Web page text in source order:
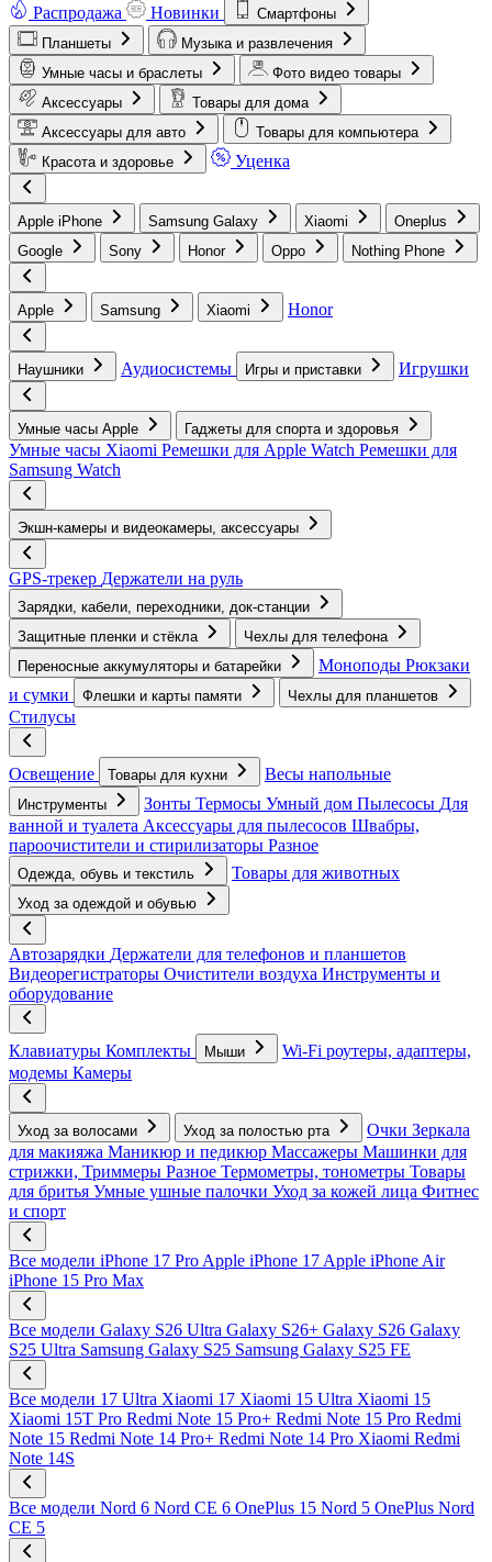
Распродажа Новинки
Смартфоны
Планшеты
Музыка и развлечения
Умные часы и браслеты
Фото видео товары
Аксессуары
Товары для дома
Аксессуары для авто
Товары для компьютера
Красота и здоровье
Уценка
Apple iPhone Samsung Galaxy Xiaomi
Oneplus
Google
Sony Honor Oppo Nothing Phone
Apple Samsung Xiaomi Honor
Наушники Аудиосистемы Игры и приставки Игрушки
Умные часы Apple Гаджеты для спорта и здоровья
Умные часы Xiaomi Ремешки для Apple Watch Ремешки для
Samsung Watch
Экшн-камеры и видеокамеры, аксессуары
GPS-трекер Держатели на руль
Зарядки, кабели, переходники, док-станции
Защитные пленки и стёкла
Чехлы для телефона
Переносные аккумуляторы и батарейки
Моноподы Рюкзаки
и сумки
Флешки и карты памяти Чехлы для планшетов
Стилусы
Освещение Товары для кухни Весы напольные
Инструменты Зонты Термосы Умный дом Пылесосы Для
ванной и туалета Аксессуары для пылесосов Швабры,
пароочистители и стирилизаторы Разное
Одежда, обувь и текстиль Товары для животных
Уход за одеждой и обувью
Автозарядки Держатели для телефонов и планшетов
Видеорегистраторы Очистители воздуха Инструменты и
оборудование
Клавиатуры Комплекты Мыши
Wi-Fi роутеры, адаптеры,
модемы Камеры
Уход за волосами Уход за полостью рта Очки Зеркала
для макияжа Маникюр и педикюр Массажеры Машинки для
стрижки, Триммеры Разное Термометры, тонометры Товары
для бритья Умные ушные палочки Уход за кожей лица Фитнес
и спорт
Все модели iPhone 17 Pro Apple iPhone 17 Apple iPhone Air
iPhone 15 Pro Max
Все модели Galaxy S26 Ultra Galaxy S26+ Galaxy S26 Galaxy
S25 Ultra Samsung Galaxy S25 Samsung Galaxy S25 FE
Все модели 17 Ultra Xiaomi 17 Xiaomi 15 Ultra Xiaomi 15
Xiaomi 15T Pro Redmi Note 15 Pro+ Redmi Note 15 Pro Redmi
Note 15 Redmi Note 14 Pro+ Redmi Note 14 Pro Xiaomi Redmi
Note 14S
Все модели Nord 6 Nord CE 6 OnePlus 15 Nord 5 OnePlus Nord
CE 5